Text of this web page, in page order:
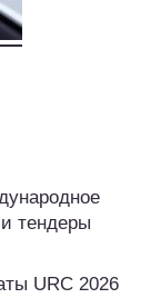
тендеры
URC 2026